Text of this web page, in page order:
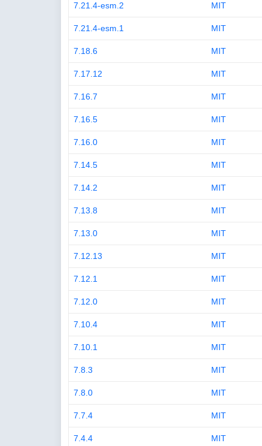
7.21.4-esm.2 MIT
7.21.4-esm.1 MIT
7.18.6 MIT
7.17.12 MIT
7.16.7 MIT
7.16.5 MIT
7.16.0 MIT
7.14.5 MIT
7.14.2 MIT
7.13.8 MIT
7.13.0 MIT
7.12.13 MIT
7.12.1 MIT
7.12.0 MIT
7.10.4 MIT
7.10.1 MIT
7.8.3 MIT
7.8.0 MIT
7.7.4 MIT
7.4.4 MIT